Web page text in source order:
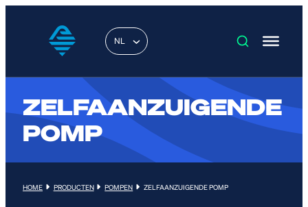
NL
ZELFAANZUIGENDE
POMP
HOME PRODUCTEN POMPEN ZELFAANZUIGENDE POMP